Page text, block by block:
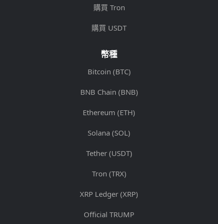
購買 Tron
購買 USDT
幣種
Bitcoin (BTC)
BNB Chain (BNB)
Ethereum (ETH)
Solana (SOL)
Tether (USDT)
Tron (TRX)
XRP Ledger (XRP)
Official TRUMP